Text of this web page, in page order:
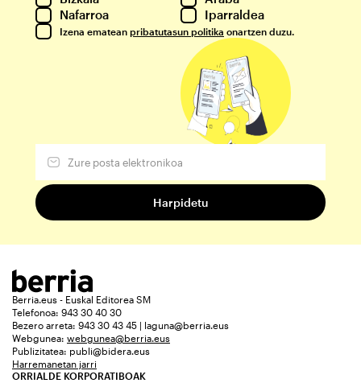
Nafarroa
Iparraldea
Izena ematean pribatutasun politika onartzen duzu.
Berria.eus - Euskal Editorea SM
Telefonoa: 943 30 40 30
Bezero arreta: 943 30 43 45 | laguna@berria.eus
Webgunea: webgunea@berria.eus
Publizitatea: publi@bidera.eus
Harremanetan jarri
ORRIALDE KORPORATIBOAK